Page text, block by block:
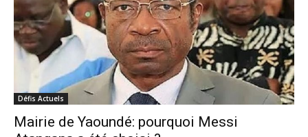
Défis Actuels
Mairie de Yaoundé: pourquoi Messi